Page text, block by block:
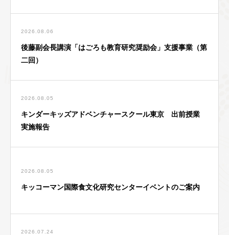
2026.08.06
後藤副会長講演「はごろも教育研究奨励会」支援事業（第
二回）
2026.08.05
キンダーキッズアドベンチャースクール東京 出前授業
実施報告
2026.08.05
キッコーマン国際食文化研究センターイベントのご案内
2026.07.24